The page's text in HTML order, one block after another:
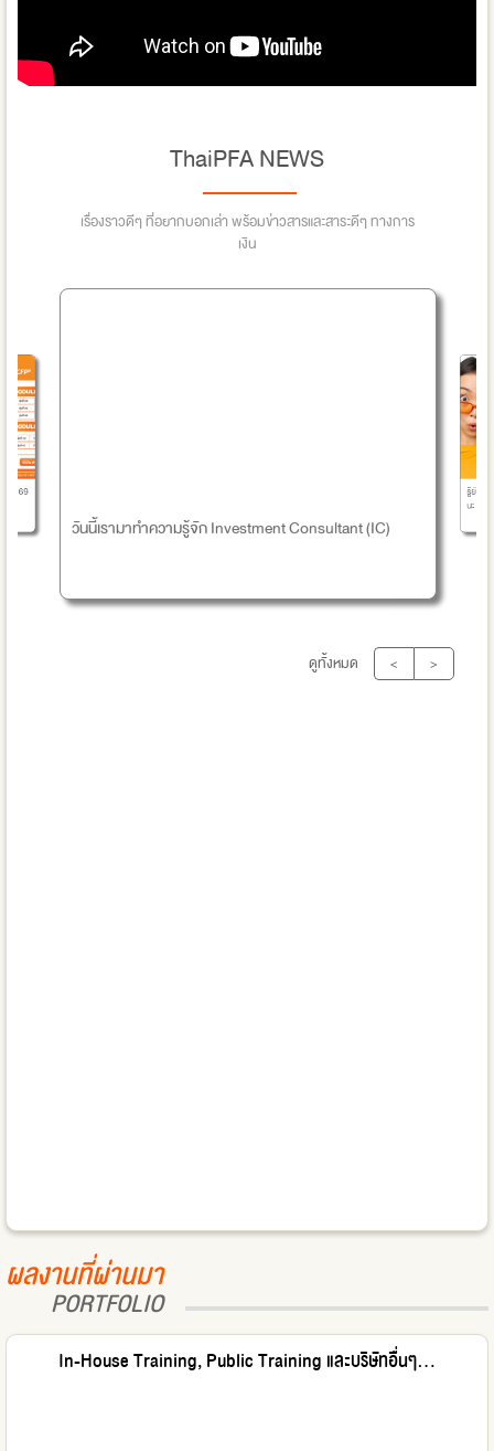
ThaiPFA NEWS
เรื่องราวดีๆ ที่อยากบอกเล่า พร้อมข่าวสารและสาระดีๆ ทางการ
เงิน
ปี 2569
วันนี้เรามาทำความรู้จัก Investment Consultant (IC)
รู้ยังไม่
นะ
ดูทั้งหมด < >
ผลงานที่ผ่านมา
PORTFOLIO
In-House Training, Public Training และบริษัทอื่นๆ...